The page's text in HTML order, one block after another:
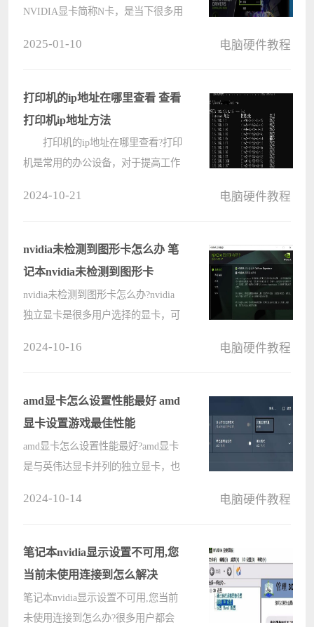
NVIDIA显卡简称N卡，是当下很多用
看，那电脑n卡怎么开启录屏功能呢?
一起来学????
2025-01-10 电脑硬件教程
打印机的ip地址在哪里查看 查看
打印机ip地址方法
打印机的ip地址在哪里查看?打印
机是常用的办公设备，对于提高工作
打印机的ip地址在哪里查看呢?查看
打????
2024-10-21 电脑硬件教程
nvidia未检测到图形卡怎么办 笔
记本nvidia未检测到图形卡
nvidia未检测到图形卡怎么办?nvidia
独立显卡是很多用户选择的显卡，可
决呢? nvidia未检测到图形卡怎么????
2024-10-16 电脑硬件教程
amd显卡怎么设置性能最好 amd
显卡设置游戏最佳性能
amd显卡怎么设置性能最好?amd显卡
是与英伟达显卡并列的独立显卡，也
置游戏最佳性能方法分享给大家。
am????
2024-10-14 电脑硬件教程
笔记本nvidia显示设置不可用,您
当前未使用连接到怎么解决
笔记本nvidia显示设置不可用,您当前
未使用连接到怎么办?很多用户都会